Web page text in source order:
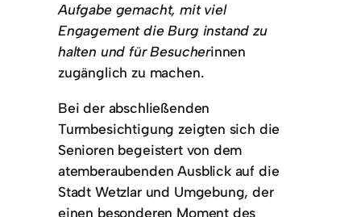
Aufgabe gemacht, mit viel
Engagement die Burg instand zu
halten und für Besucherinnen
zugänglich zu machen.
Bei der abschließenden
Turmbesichtigung zeigten sich die
Senioren begeistert von dem
atemberaubenden Ausblick auf die
Stadt Wetzlar und Umgebung, der
einen besonderen Moment des